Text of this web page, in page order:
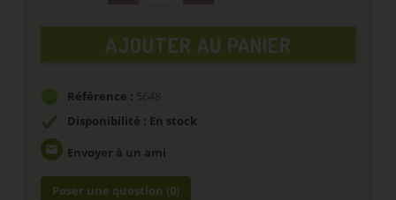
AJOUTER AU PANIER
Référence : 5648
Disponibilité : En stock
email Envoyer à un ami
Poser une question (0)